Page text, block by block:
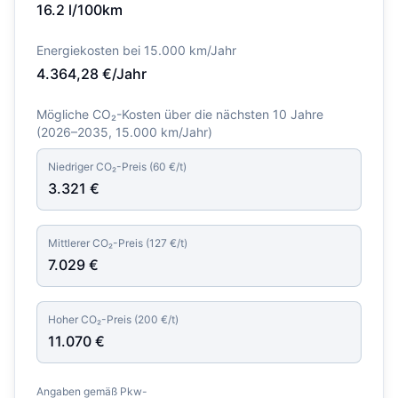
16.2 l/100km
Energiekosten bei 15.000 km/Jahr
4.364,28 €/Jahr
Mögliche CO₂-Kosten über die nächsten 10 Jahre
(2026–2035, 15.000 km/Jahr)
Niedriger CO₂-Preis (60 €/t)
3.321 €
Mittlerer CO₂-Preis (127 €/t)
7.029 €
Hoher CO₂-Preis (200 €/t)
11.070 €
Angaben gemäß Pkw-